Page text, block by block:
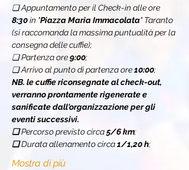
❏ Appuntamento per il Check-in alle ore
8:30 in "Piazza Maria Immacolata" Taranto
(si raccomanda la massima puntualità per la
consegna delle cuffie);
❏ Partenza ore 9:00;
❏ Arrivo al punto di partenza ore 10:00;
NB. le cuffie riconsegnate al check-out,
verranno prontamente rigenerate e
sanificate dall'organizzazione per gli
eventi successivi.
❏ Percorso previsto circa 5/6 km;
❏ Durata allenamento circa 1/1,20 h;
Mostra di più